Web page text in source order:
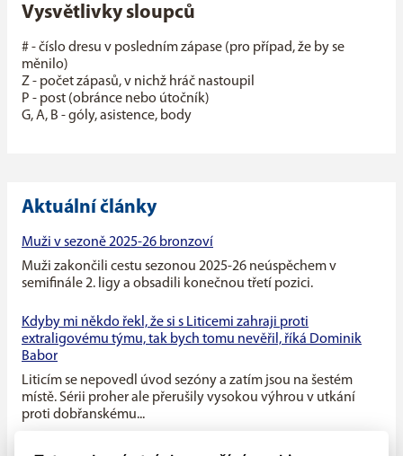
Vysvětlivky sloupců
# - číslo dresu v posledním zápase (pro případ, že by se
měnilo)
Z - počet zápasů, v nichž hráč nastoupil
P - post (obránce nebo útočník)
G, A, B - góly, asistence, body
Aktuální články
Muži v sezoně 2025-26 bronzoví
Muži zakončili cestu sezonou 2025-26 neúspěchem v
semifinále 2. ligy a obsadili konečnou třetí pozici.
Kdyby mi někdo řekl, že si s Liticemi zahraji proti
extraligovému týmu, tak bych tomu nevěřil, říká Dominik
Babor
Liticím se nepovedl úvod sezóny a zatím jsou na šestém
místě. Sérii proher ale přerušily vysokou výhrou v utkání
proti dobřanskému...